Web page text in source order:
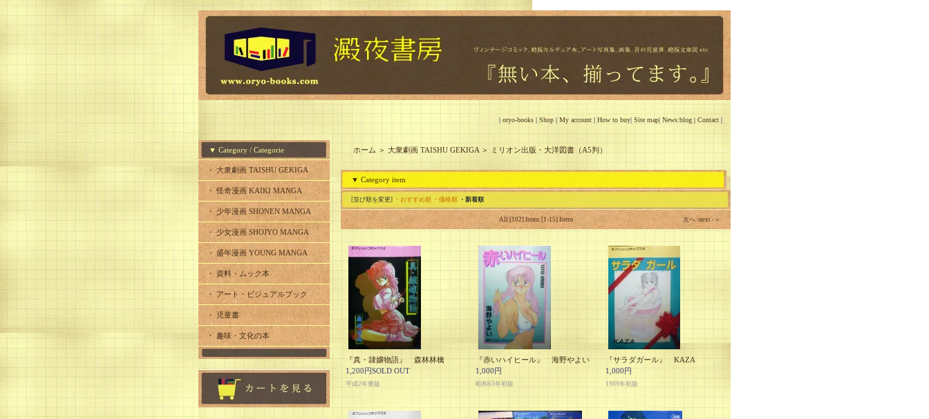
| oryo-books | Shop | My account | How to buy| Site map| News:blog | Contact |
▼ Category / Categorie
・ 大衆劇画 TAISHU GEKIGA
・ 怪奇漫画 KAIKI MANGA
・ 少年漫画 SHONEN MANGA
・ 少女漫画 SHOJYO MANGA
・ 盛年漫画 YOUNG MANGA
・ 資料・ムック本
・ アート・ビジュアルブック
・ 児童書
・ 趣味・文化の本
ホーム ＞ 大衆劇画 TAISHU GEKIGA ＞ ミリオン出版・大洋図書（A5判）
▼ Category item
[並び順を変更] ・おすすめ順 ・価格順 ・新着順
All [102] Items [1-15] Items 次へ -next -＞
『真・隷嬢物語』 森林林檎
1,200円SOLD OUT
平成2年重版
『赤いハイヒール』 海野やよい
1,000円
昭和63年初版
『サラダガール』 KAZA
1,000円
1989年初版